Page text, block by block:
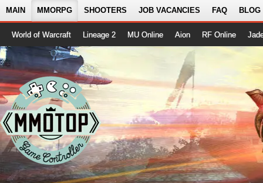
MAIN MMORPG SHOOTERS JOB VACANCIES FAQ BLOG
World of Warcraft Lineage 2 MU Online Aion RF Online